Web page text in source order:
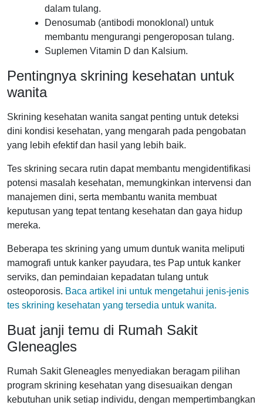
dalam tulang.
Denosumab (antibodi monoklonal) untuk
membantu mengurangi pengeroposan tulang.
Suplemen Vitamin D dan Kalsium.
Pentingnya skrining kesehatan untuk
wanita
Skrining kesehatan wanita sangat penting untuk deteksi
dini kondisi kesehatan, yang mengarah pada pengobatan
yang lebih efektif dan hasil yang lebih baik.
Tes skrining secara rutin dapat membantu mengidentifikasi
potensi masalah kesehatan, memungkinkan intervensi dan
manajemen dini, serta membantu wanita membuat
keputusan yang tepat tentang kesehatan dan gaya hidup
mereka.
Beberapa tes skrining yang umum duntuk wanita meliputi
mamografi untuk kanker payudara, tes Pap untuk kanker
serviks, dan pemindaian kepadatan tulang untuk
osteoporosis. Baca artikel ini untuk mengetahui jenis-jenis
tes skrining kesehatan yang tersedia untuk wanita.
Buat janji temu di Rumah Sakit
Gleneagles
Rumah Sakit Gleneagles menyediakan beragam pilihan
program skrining kesehatan yang disesuaikan dengan
kebutuhan unik setiap individu, dengan mempertimbangkan